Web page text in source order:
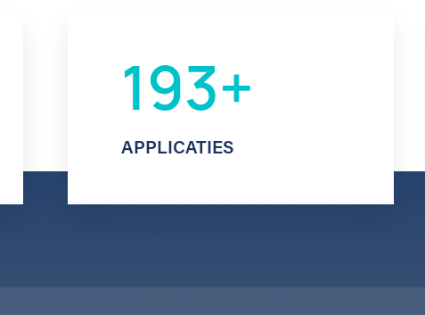
324+
APPLICATIES